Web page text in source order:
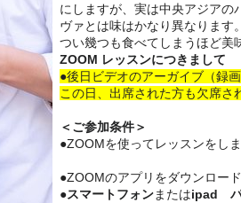
にしますが、実は中央アジアの
ヴァとは味はかなり異なります
つい幾つも食べてしまうほど美
ZOOM レッスンにつきまして
●後日ビデオのアーガイブ（録
この日、出席された方も欠席さ
＜ご参加条件＞
●ZOOMを使ってレッスンをしま
●ZOOMのアプリをダウンロー
●スマートフォンまたはipad